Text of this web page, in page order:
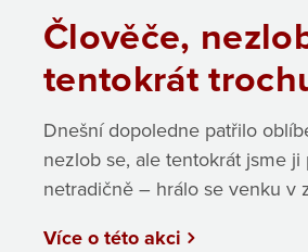
Člověče,
tentokrát
Dnešní dopoledne patřilo
nezlob se, ale tentokrát jsme ji
netradičně – hrálo se venku v
Více o této akci